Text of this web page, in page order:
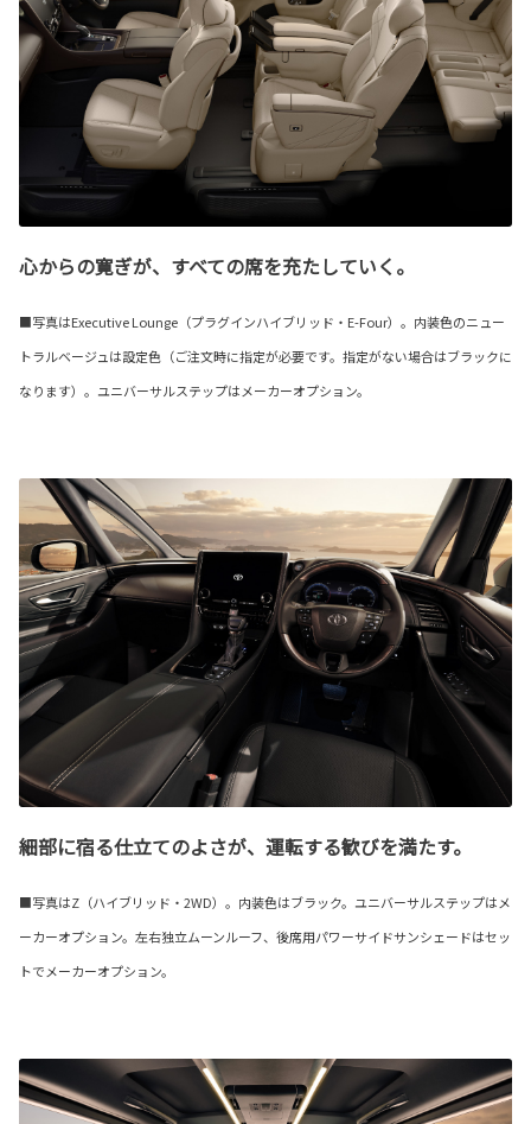
心からの寛ぎが、すべての席を充たしていく。
■写真はExecutive Lounge（プラグインハイブリッド・E-Four）。内装色のニュー
トラルベージュは設定色（ご注文時に指定が必要です。指定がない場合はブラックに
なります）。ユニバーサルステップはメーカーオプション。
細部に宿る仕立てのよさが、運転する歓びを満たす。
■写真はZ（ハイブリッド・2WD）。内装色はブラック。ユニバーサルステップはメ
ーカーオプション。左右独立ムーンルーフ、後席用パワーサイドサンシェードはセッ
トでメーカーオプション。